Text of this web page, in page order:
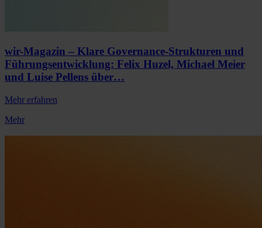
wir-Magazin – Klare Governance-Strukturen und
Führungsentwicklung: Felix Huzel, Michael Meier
und Luise Pellens über…
Mehr erfahren
Mehr